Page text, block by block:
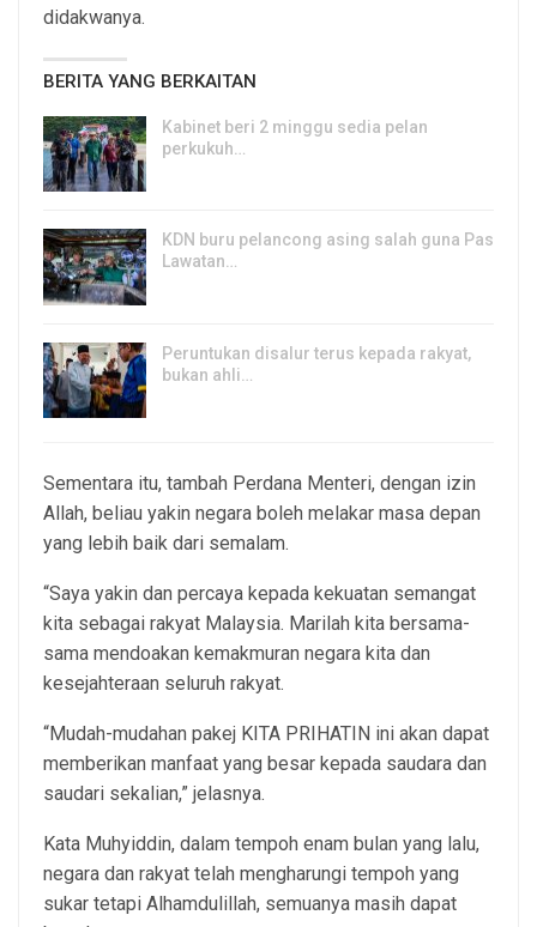
didakwanya.
BERITA YANG BERKAITAN
Kabinet beri 2 minggu sedia pelan
perkukuh…
KDN buru pelancong asing salah guna Pas
Lawatan…
Peruntukan disalur terus kepada rakyat,
bukan ahli…
Sementara itu, tambah Perdana Menteri, dengan izin
Allah, beliau yakin negara boleh melakar masa depan
yang lebih baik dari semalam.
“Saya yakin dan percaya kepada kekuatan semangat
kita sebagai rakyat Malaysia. Marilah kita bersama-
sama mendoakan kemakmuran negara kita dan
kesejahteraan seluruh rakyat.
“Mudah-mudahan pakej KITA PRIHATIN ini akan dapat
memberikan manfaat yang besar kepada saudara dan
saudari sekalian,” jelasnya.
Kata Muhyiddin, dalam tempoh enam bulan yang lalu,
negara dan rakyat telah mengharungi tempoh yang
sukar tetapi Alhamdulillah, semuanya masih dapat